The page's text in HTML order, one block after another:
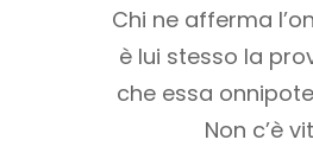
Chi ne afferma
è lui stesso la
che essa
Non c’è